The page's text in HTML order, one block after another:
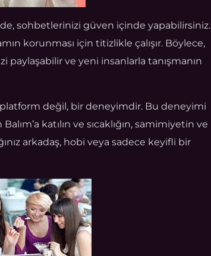
sohbetlerinizi güven içinde yapabilirsiniz.
korunması için titizlikle çalışır. Böylece,
ve yeni insanlarla tanışmanın
platform değil, bir deneyimdir. Bu deneyimi
katılın ve sıcaklığın, samimiyetin ve
arkadaş, hobi veya sadece keyifli bir